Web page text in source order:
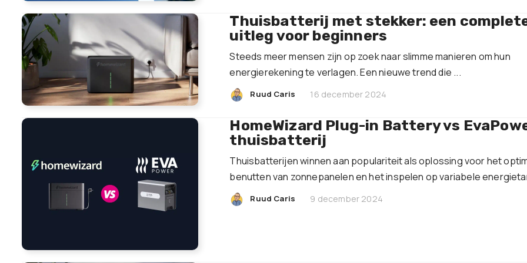
Thuisbatterij met stekker: een
uitleg voor beginners
Steeds meer mensen zijn op zoek naar slimme manieren om hun
energierekening te verlagen. Een nieuwe trend die ...
Ruud Caris 16 december 2024
HomeWizard Plug-in Battery vs
thuisbatterij
Thuisbatterijen winnen aan populariteit als oplossing voor het
benutten van zonnepanelen en het inspelen op variabele
Ruud Caris 9 december 2024